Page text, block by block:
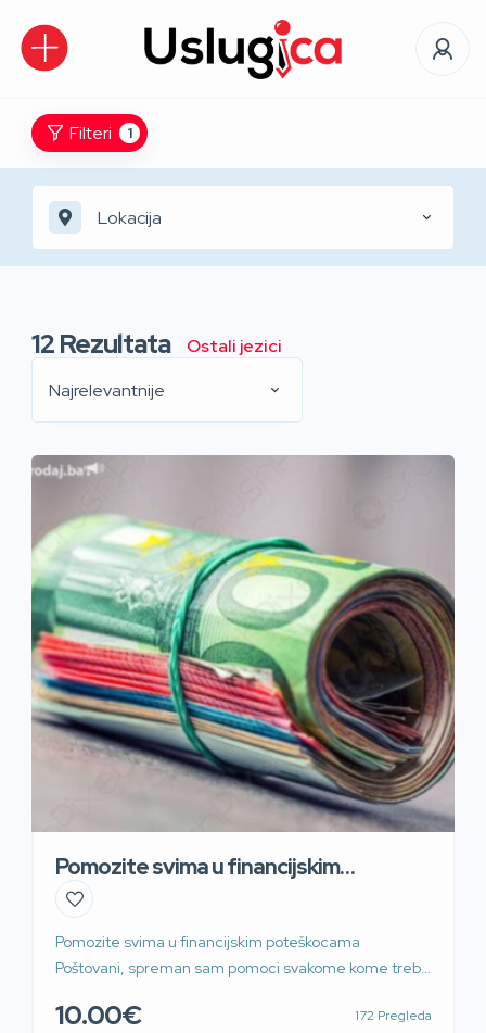
Filteri 1
Lokacija
12Rezultata
Ostali jezici
Najrelevantnije
Pomozite svima u financijskim
poteškocama
Pomozite svima u financijskim poteškocama
Poštovani, spreman sam pomoci svakome kome treba
Spreman sam vam pomoci novcem da promijenite
10.00€ 172 Pregleda